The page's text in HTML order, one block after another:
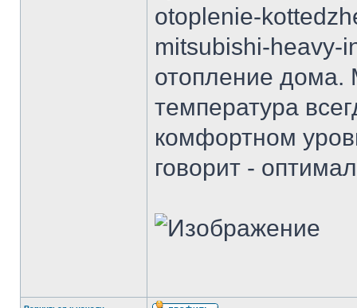
otoplenie-
mitsubishi-heavy-
отопление дома.
температура
комфортном
говорит -